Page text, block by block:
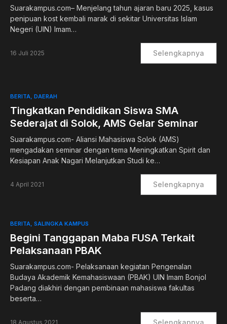
Suarakampus.com– Menjelang tahun ajaran baru 2025, kasus
penipuan kost kembali marak di sekitar Universitas Islam
Negeri (UIN) Imam…
16 Juli 2025 Selengkapnya
BERITA DAERAH
Tingkatkan Pendidikan Siswa SMA
Sederajat di Solok, AMS Gelar Seminar
Suarakampus.com- Aliansi Mahasiswa Solok (AMS)
mengadakan seminar dengan tema Meningkatkan Spirit dan
Kesiapan Anak Nagari Melanjutkan Studi ke…
4 April 2021 Selengkapnya
BERITA SALINGKA KAMPUS
Begini Tanggapan Maba FUSA Terkait
Pelaksanaan PBAK
Suarakampus.com- Pelaksanaan kegiatan Pengenalan
Budaya Akademik Kemahasiswaan (PBAK) UIN Imam Bonjol
Padang diakhiri dengan pembinaan mahasiswa fakultas
beserta…
18 Agustus 2021 Selengkapnya